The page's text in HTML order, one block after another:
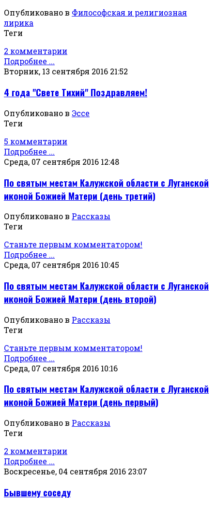
Опубликовано в Философская и религиозная
лирика
Теги
2 комментарии
Подробнее ...
Вторник, 13 сентября 2016 21:52
4 года "Свете Тихий" Поздравляем!
Опубликовано в Эссе
Теги
5 комментарии
Подробнее ...
Среда, 07 сентября 2016 12:48
По святым местам Калужской области с Луганской
иконой Божией Матери (день третий)
Опубликовано в Рассказы
Теги
Станьте первым комментатором!
Подробнее ...
Среда, 07 сентября 2016 10:45
По святым местам Калужской области с Луганской
иконой Божией Матери (день второй)
Опубликовано в Рассказы
Теги
Станьте первым комментатором!
Подробнее ...
Среда, 07 сентября 2016 10:16
По святым местам Калужской области с Луганской
иконой Божией Матери (день первый)
Опубликовано в Рассказы
Теги
2 комментарии
Подробнее ...
Воскресенье, 04 сентября 2016 23:07
Бывшему соседу